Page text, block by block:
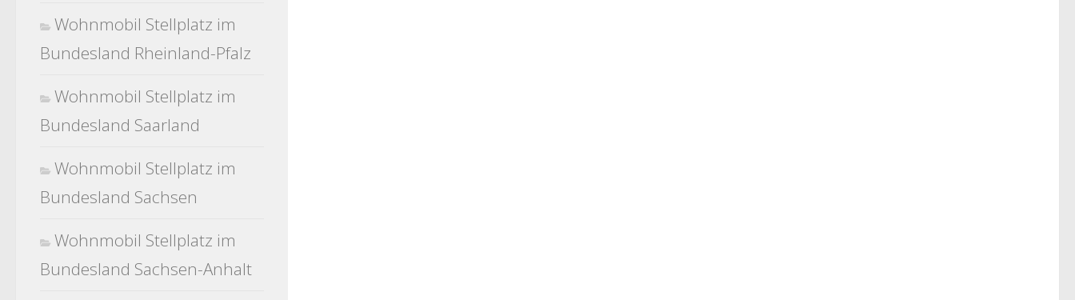
Wohnmobil Stellplatz im
Bundesland Rheinland-Pfalz
Wohnmobil Stellplatz im
Bundesland Saarland
Wohnmobil Stellplatz im
Bundesland Sachsen
Wohnmobil Stellplatz im
Bundesland Sachsen-Anhalt